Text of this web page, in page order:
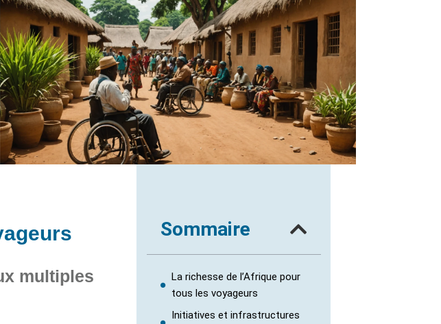
multiples
Sommaire
La richesse de l’Afrique pour
tous les voyageurs
Initiatives et infrastructures